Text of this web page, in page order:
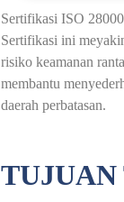
Sertifikasi ISO
Sertifikasi ini
risiko keamanan
membantu
daerah perbatasan.